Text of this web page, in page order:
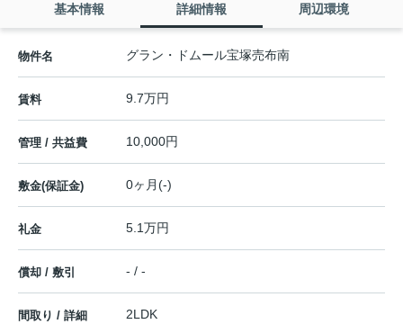
基本情報 詳細情報 周辺環境
物件名 グラン・ドムール宝塚売布南
賃料 9.7万円
管理 / 共益費 10,000円
敷金(保証金) 0ヶ月(-)
礼金 5.1万円
償却 / 敷引 - / -
間取り / 詳細 2LDK